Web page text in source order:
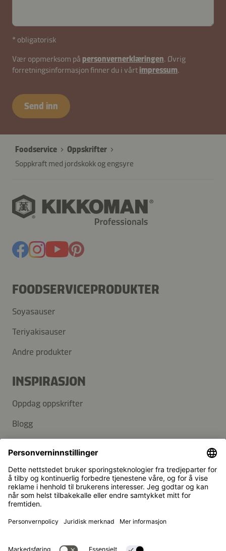
* obligatorisk
Vær oppmerksom på personvernerklæringen. Øvrig
forretningsinformasjon finner du i vårtimpressum.
Send inn
Foodservice
Oppskrifter
Soppkraft med jordskokk og engsyre
FOODSERVICEPRODUKTER
Soyasauser
Teriyakisauser
Andre produkter
INSPIRASJON
Oppdag oppskrifter
Blogg
SUPPORT
Kontakt
Vanlige spørsmål